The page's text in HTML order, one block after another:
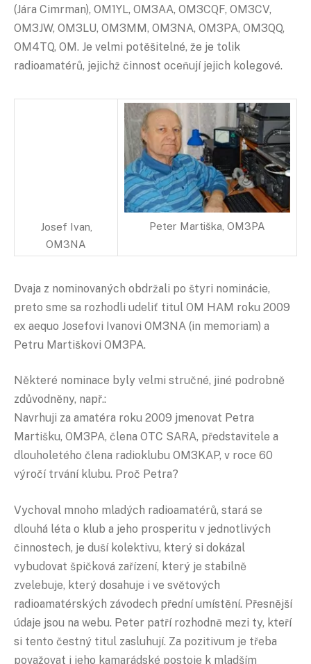
(Jára Cimrman), OM1YL, OM3AA, OM3CQF, OM3CV,
OM3JW, OM3LU, OM3MM, OM3NA, OM3PA, OM3QQ,
OM4TQ, OM. Je velmi potěšitelné, že je tolik
radioamatérů, jejichž činnost oceňují jejich kolegové.
Josef Ivan,
OM3NA
Peter Martiška, OM3PA
Dvaja z nominovaných obdržali po štyri nominácie,
preto sme sa rozhodli udeliť titul OM HAM roku 2009
ex aequo Josefovi Ivanovi OM3NA (in memoriam) a
Petru Martiškovi OM3PA.
Některé nominace byly velmi stručné, jiné podrobně
zdůvodněny, např.:
Navrhuji za amatéra roku 2009 jmenovat Petra
Martišku, OM3PA, člena OTC SARA, představitele a
dlouholetého člena radioklubu OM3KAP, v roce 60
výročí trvání klubu. Proč Petra?
Vychoval mnoho mladých radioamatérů, stará se
dlouhá léta o klub a jeho prosperitu v jednotlivých
činnostech, je duší kolektivu, který si dokázal
vybudovat špičková zařízení, který je stabilně
zvelebuje, který dosahuje i ve světových
radioamatérských závodech přední umístění. Přesnější
údaje jsou na webu. Peter patří rozhodně mezi ty, kteří
si tento čestný titul zasluhují. Za pozitivum je třeba
považovat i jeho kamarádské postoje k mladším